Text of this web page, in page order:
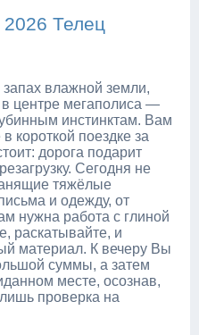
Телец
влажной земли,
центре мегаполиса —
инстинктам. Вам
короткой поездке за
дорога подарит
Сегодня не
тяжёлые
и одежду, от
нужна работа с глиной
раскатывайте, и
материал. К вечеру Вы
суммы, а затем
месте, осознав,
проверка на